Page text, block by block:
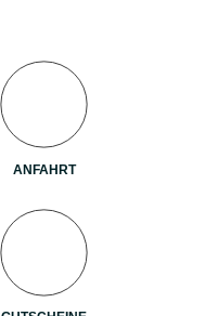
ANFAHRT